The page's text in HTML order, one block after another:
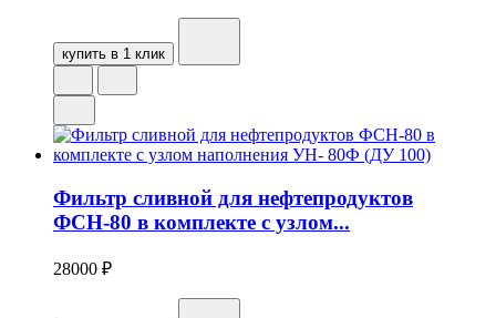
купить в 1 клик
Фильтр сливной для нефтепродуктов
ФСН-80 в комплекте с узлом...
28000 ₽